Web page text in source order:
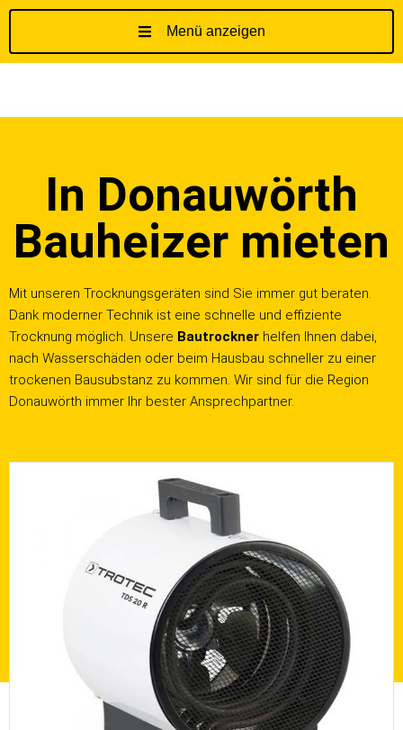
t
r
i
n
n
Menü anzeigen
In Donauwörth
Bauheizer mieten
Mit unseren Trocknungsgeräten sind Sie immer gut beraten.
Dank moderner Technik ist eine schnelle und effiziente
Trocknung möglich. Unsere Bautrockner helfen Ihnen dabei,
nach Wasserschäden oder beim Hausbau schneller zu einer
trockenen Bausubstanz zu kommen. Wir sind für die Region
Donauwörth immer Ihr bester Ansprechpartner.